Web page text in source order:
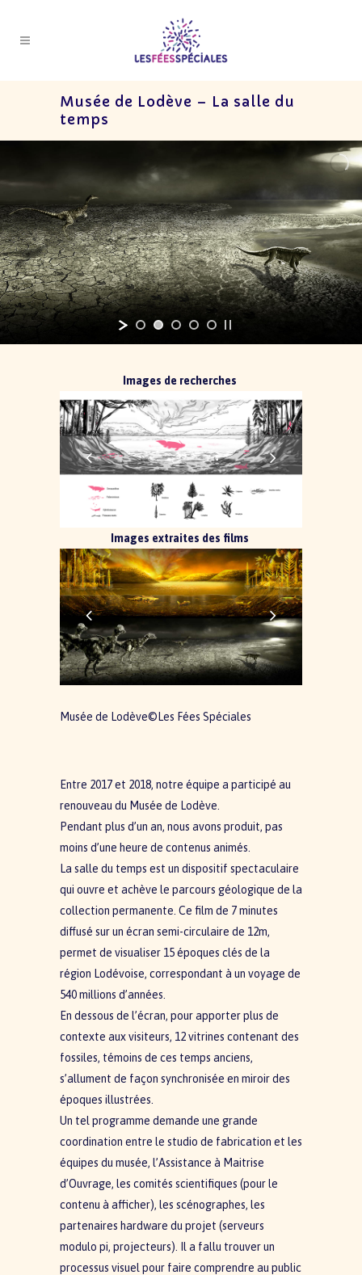
Musée de Lodève – La salle du
temps
Images de recherches
Images extraites des films
Musée de Lodève©Les Fées Spéciales
Entre 2017 et 2018, notre équipe a participé au
renouveau du Musée de Lodève.
Pendant plus d’un an, nous avons produit, pas
moins d’une heure de contenus animés.
La salle du temps est un dispositif spectaculaire
qui ouvre et achève le parcours géologique de la
collection permanente. Ce film de 7 minutes
diffusé sur un écran semi-circulaire de 12m,
permet de visualiser 15 époques clés de la
région Lodévoise, correspondant à un voyage de
540 millions d’années.
En dessous de l’écran, pour apporter plus de
contexte aux visiteurs, 12 vitrines contenant des
fossiles, témoins de ces temps anciens,
s’allument de façon synchronisée en miroir des
époques illustrées.
Un tel programme demande une grande
coordination entre le studio de fabrication et les
équipes du musée, l’Assistance à Maitrise
d’Ouvrage, les comités scientifiques (pour le
contenu à afficher), les scénographes, les
partenaires hardware du projet (serveurs
modulo pi, projecteurs). Il a fallu trouver un
processus visuel pour faire comprendre au public